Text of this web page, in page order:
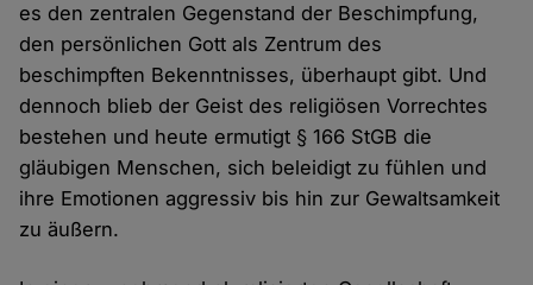
es den zentralen Gegenstand der Beschimpfung,
den persönlichen Gott als Zentrum des
beschimpften Bekenntnisses, überhaupt gibt. Und
dennoch blieb der Geist des religiösen Vorrechtes
bestehen und heute ermutigt § 166 StGB die
gläubigen Menschen, sich beleidigt zu fühlen und
ihre Emotionen aggressiv bis hin zur Gewaltsamkeit
zu äußern.